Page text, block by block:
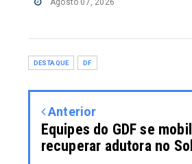
DESTAQUE DF
Anterior
Equipes do GDF se
recuperar adutora no